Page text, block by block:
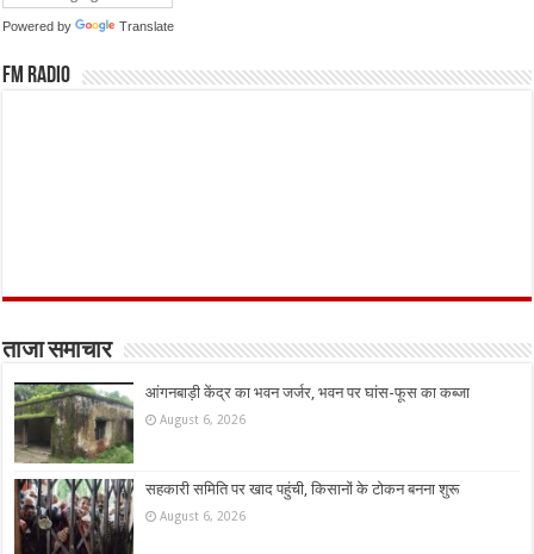
Powered by Translate
FM Radio
ताजा समाचार
आंगनबाड़ी केंद्र का भवन जर्जर, भवन पर घांस-फूस का कब्जा
August 6, 2026
सहकारी समिति पर खाद पहुंची, किसानों के टोकन बनना शुरू
August 6, 2026